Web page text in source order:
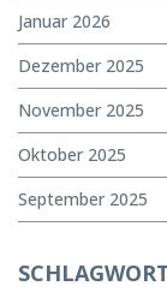
Januar 2026
Dezember 2025
November 2025
Oktober 2025
September 2025